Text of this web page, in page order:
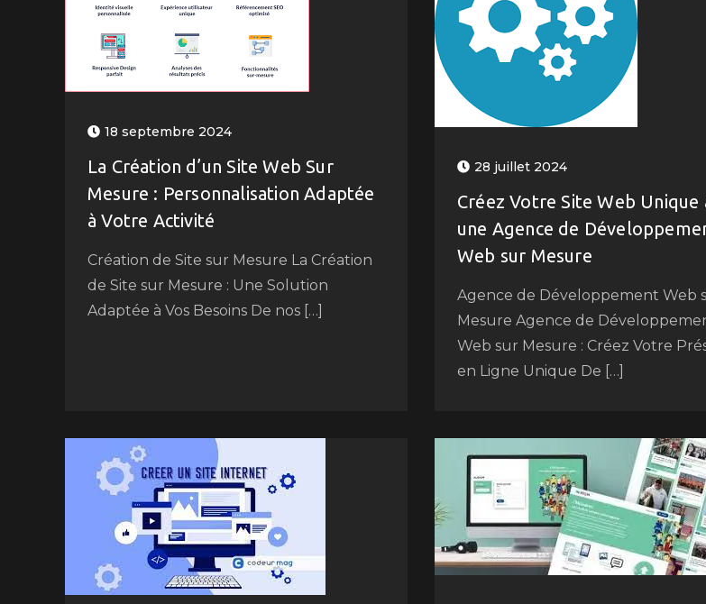
18 septembre 2024
La Création d’un Site Web Sur
Mesure : Personnalisation Adaptée
à Votre Activité
Création de Site sur Mesure La Création
de Site sur Mesure : Une Solution
Adaptée à Vos Besoins De nos […]
28 juillet 2024
Créez Votre Site Web Unique
une Agence de
Web sur Mesure
Agence de Développement Web
Mesure Agence de
Web sur Mesure : Créez Votre
en Ligne Unique De […]